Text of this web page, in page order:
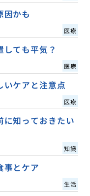
因かも
医療
ても平気？
医療
いケアと注意点
医療
に知っておきたい
知識
事とケア
生活